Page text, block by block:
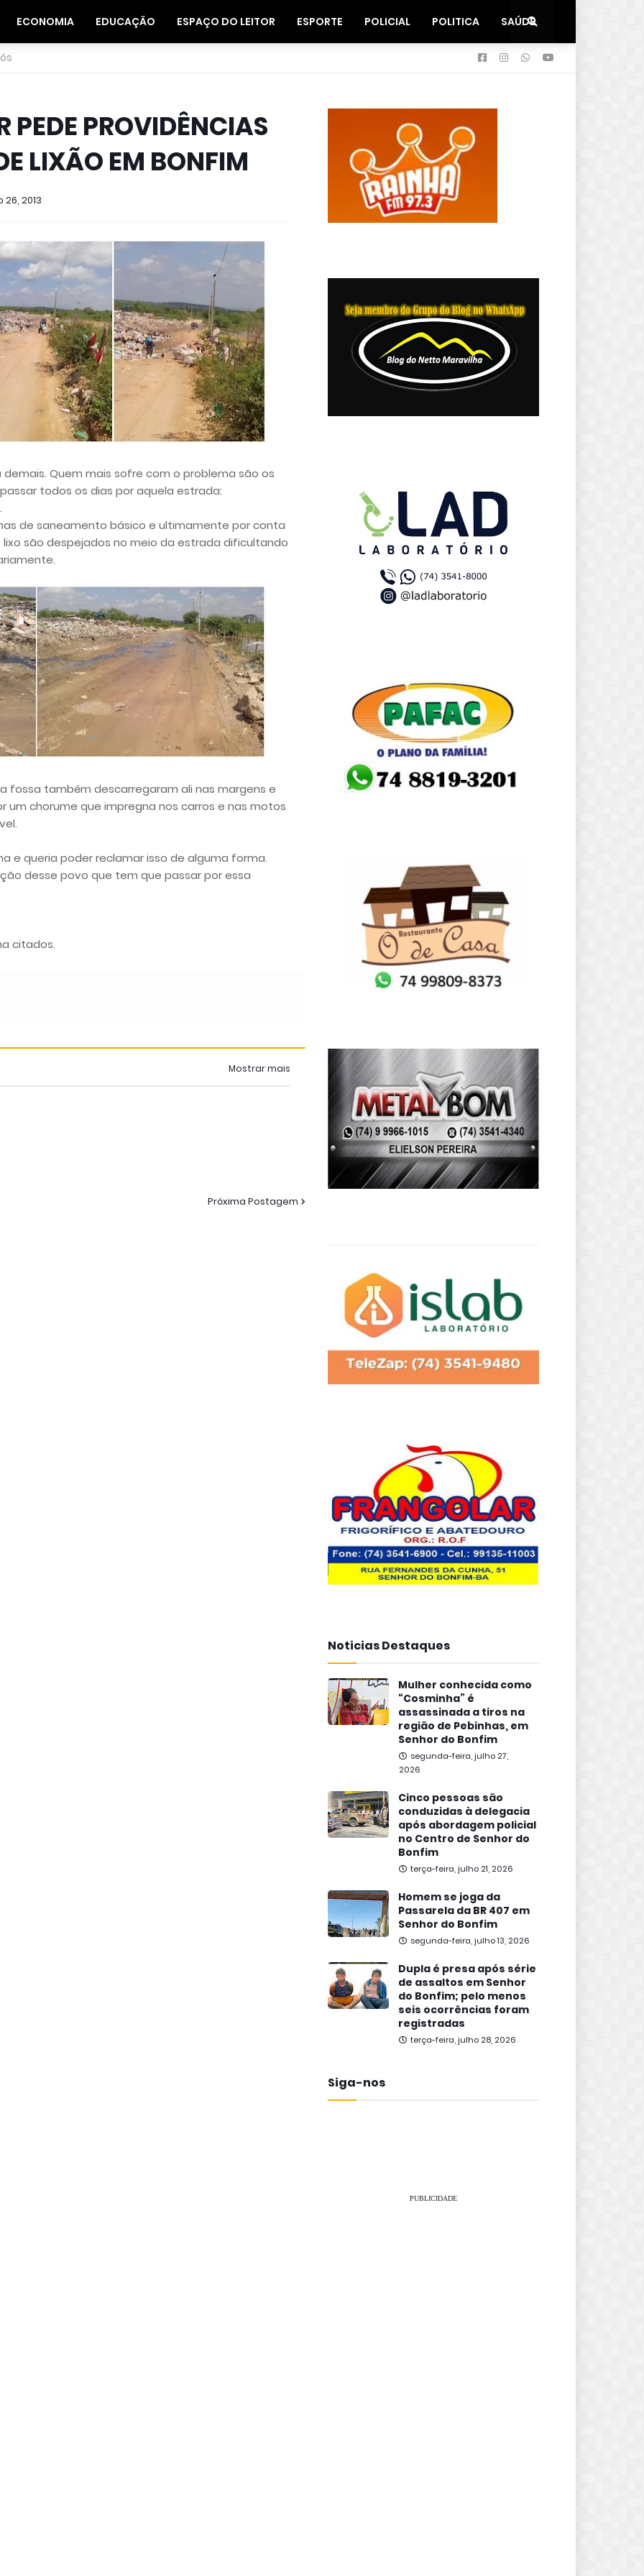
ECONOMIA EDUCAÇÃO ESPAÇO DO LEITOR ESPORTE POLICIAL POLITICA SAÚDE
PEDE PROVIDÊNCIAS
LIXÃO EM BONFIM
2013
Quem mais sofre com o problema são os
todos os dias por aquela estrada:
de saneamento básico e ultimamente por conta
são despejados no meio da estrada dificultando
fossa também descarregaram ali nas margens e
chorume que impregna nos carros e nas motos
e queria poder reclamar isso de alguma forma.
desse povo que tem que passar por essa
citados.
Mostrar mais
Próxima Postagem
Noticias Destaques
Mulher conhecida como
“Cosminha” é
assassinada a tiros na
região de Pebinhas, em
Senhor do Bonfim
segunda-feira, julho 27,
2026
Cinco pessoas são
conduzidas à delegacia
após abordagem policial
no Centro de Senhor do
Bonfim
terça-feira, julho 21, 2026
Homem se joga da
Passarela da BR 407 em
Senhor do Bonfim
segunda-feira, julho 13, 2026
Dupla é presa após série
de assaltos em Senhor
do Bonfim; pelo menos
seis ocorrências foram
registradas
terça-feira, julho 28, 2026
Siga-nos
PUBLICIDADE